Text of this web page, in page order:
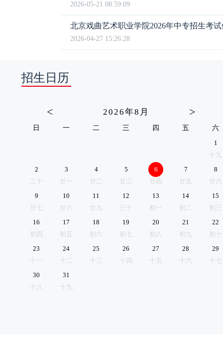
2026-05-21 08:59:09
2026-04-27 15:26:28
招生日历
< >
2026年8月
日 一 二 三 四 五
六
1
十九
2
二十
3
廿一
4
廿二
5
廿三
6
廿四
7
廿五
8
廿六
9
廿七
10
廿八
11
廿九
12
三十
13
初一
14
初二
15
初三
16
初四
17
初五
18
初六
19
初七
20
初八
21
初九
22
初十
23
十一
24
十二
25
十三
26
十四
27
十五
28
十六
29
十七
30
十八
31
十九